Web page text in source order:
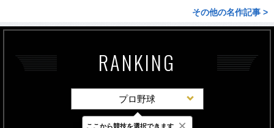
その他の名作記事 >
RANKING
プロ野球
ここから競技を選択できます